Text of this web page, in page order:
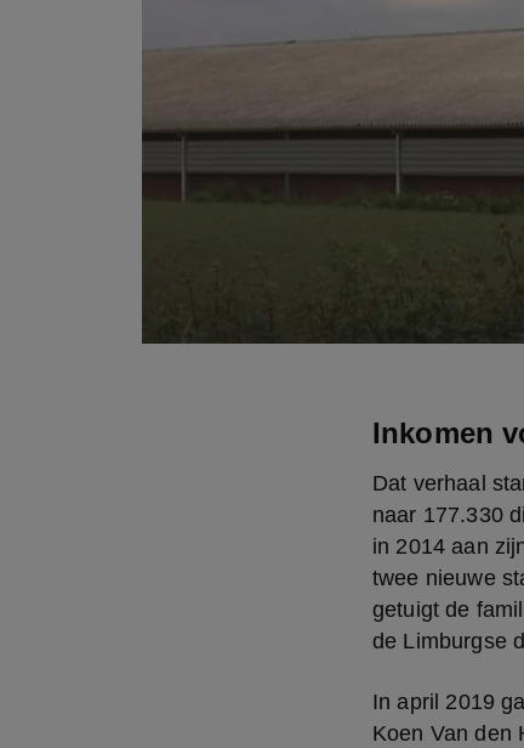
Inkomen
Dat verhaal
naar 177.330
in 2014 aan
twee nieuwe
getuigt de
de Limburgse
In april 2019
Koen Van den